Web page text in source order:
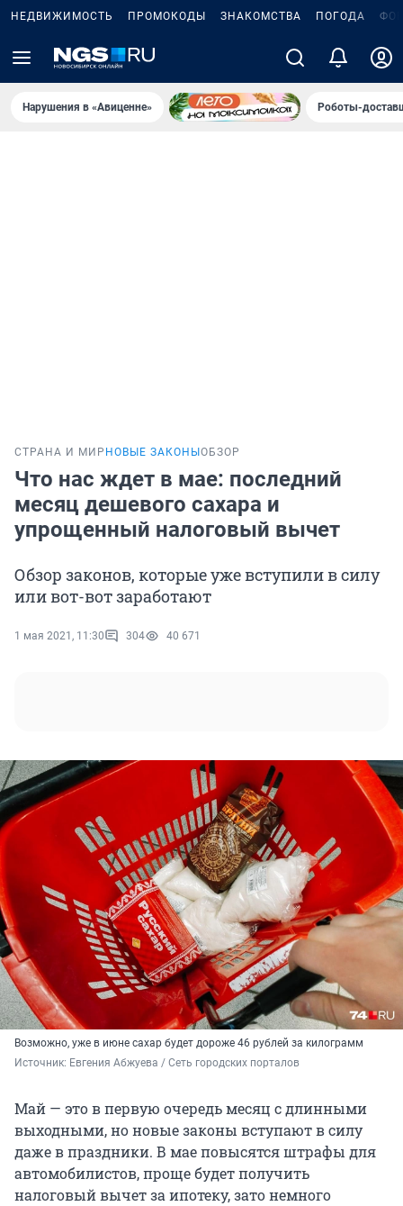
НЕДВИЖИМОСТЬ ПРОМОКОДЫ ЗНАКОМСТВА ПОГОДА
Нарушения в «Авиценне» Роботы-
СТРАНА И МИР НОВЫЕ ЗАКОНЫ ОБЗОР
Что нас ждет в мае: последний
месяц дешевого сахара и
упрощенный налоговый вычет
Обзор законов, которые уже вступили в силу
или вот-вот заработают
1 мая 2021, 11:30 304 40 671
Возможно, уже в июне сахар будет дороже 46 рублей за килограмм
Источник: Евгения Абжуева / Сеть городских порталов
Май — это в первую очередь месяц с длинными
выходными, но новые законы вступают в силу
даже в праздники. В мае повысятся штрафы для
автомобилистов, проще будет получить
налоговый вычет за ипотеку, зато немного